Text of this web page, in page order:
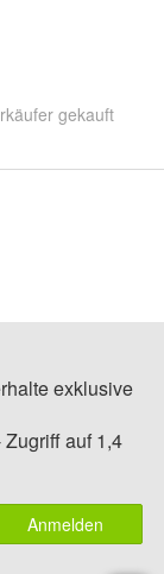
gekauft
exklusive
auf 1,4
Anmelden